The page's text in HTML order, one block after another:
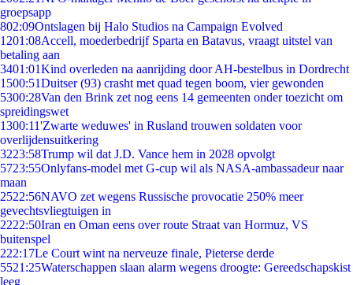
groepsapp
802:09Ontslagen bij Halo Studios na Campaign Evolved
1201:08Accell, moederbedrijf Sparta en Batavus, vraagt uitstel van
betaling aan
3401:01Kind overleden na aanrijding door AH-bestelbus in Dordrecht
1500:51Duitser (93) crasht met quad tegen boom, vier gewonden
5300:28Van den Brink zet nog eens 14 gemeenten onder toezicht om
spreidingswet
1300:11'Zwarte weduwes' in Rusland trouwen soldaten voor
overlijdensuitkering
3223:58Trump wil dat J.D. Vance hem in 2028 opvolgt
5723:55Onlyfans-model met G-cup wil als NASA-ambassadeur naar
maan
2522:56NAVO zet wegens Russische provocatie 250% meer
gevechtsvliegtuigen in
2222:50Iran en Oman eens over route Straat van Hormuz, VS
buitenspel
222:17Le Court wint na nerveuze finale, Pieterse derde
5521:25Waterschappen slaan alarm wegens droogte: Gereedschapskist
leeg